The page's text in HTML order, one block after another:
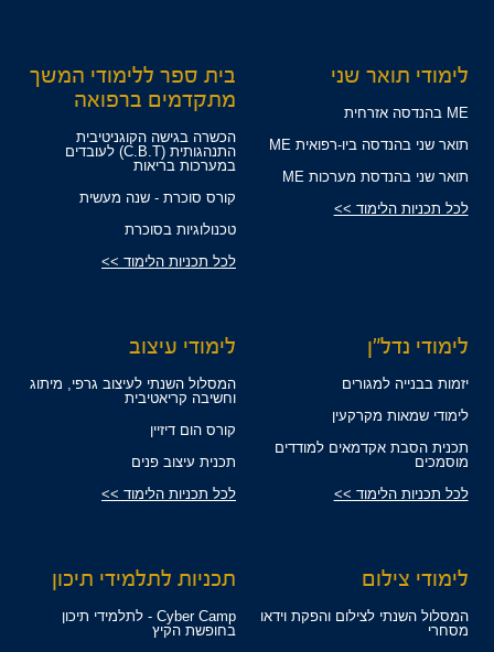
לימודי תואר שני
ME בהנדסה אזרחית
תואר שני בהנדסה ביו-רפואית ME
תואר שני בהנדסת מערכות ME
לכל תכניות הלימוד >>
בית ספר ללימודי המשך
מתקדמים ברפואה
הכשרה בגישה הקוגניטיבית
התנהגותית (C.B.T) לעובדים
במערכות בריאות
קורס סוכרת - שנה מעשית
טכנולוגיות בסוכרת
לכל תכניות הלימוד >>
לימודי נדל"ן
יזמות בבנייה למגורים
לימודי שמאות מקרקעין
תכנית הסבת אקדמאים למודדים
מוסמכים
לכל תכניות הלימוד >>
לימודי עיצוב
המסלול השנתי לעיצוב גרפי, מיתוג
וחשיבה קריאטיבית
קורס הום דיזיין
תכנית עיצוב פנים
לכל תכניות הלימוד >>
לימודי צילום
המסלול השנתי לצילום והפקת וידאו
מסחרי
תכניות לתלמידי תיכון
Cyber Camp - לתלמידי תיכון
בחופשת הקיץ